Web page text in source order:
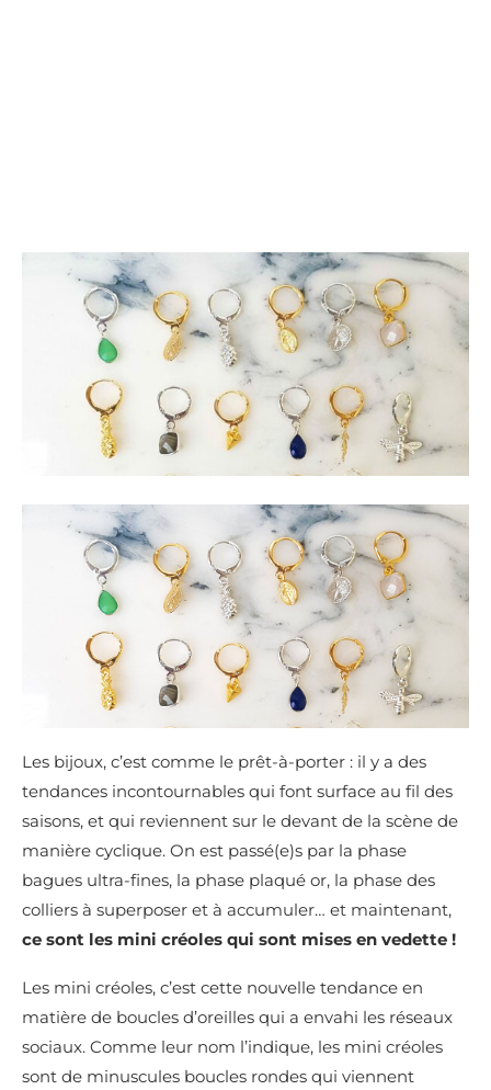
Les bijoux, c’est comme le prêt-à-porter : il y a des
tendances incontournables qui font surface au fil des
saisons, et qui reviennent sur le devant de la scène de
manière cyclique. On est passé(e)s par la phase
bagues ultra-fines, la phase plaqué or, la phase des
colliers à superposer et à accumuler… et maintenant,
ce sont les mini créoles qui sont mises en vedette !
Les mini créoles, c’est cette nouvelle tendance en
matière de boucles d’oreilles qui a envahi les réseaux
sociaux. Comme leur nom l’indique, les mini créoles
sont de minuscules boucles rondes qui viennent